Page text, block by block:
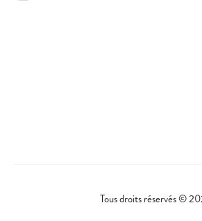
Tous droits réservés ©